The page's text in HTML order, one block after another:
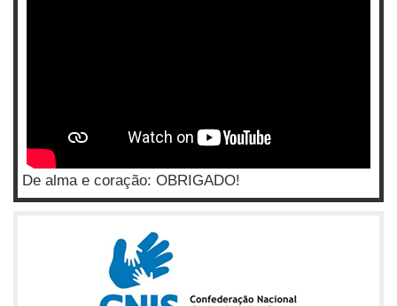
De alma e coração: OBRIGADO!